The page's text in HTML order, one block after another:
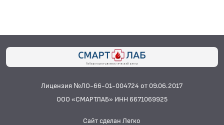
ИССЛЕДОВАНИЯ
БАКТЕРИОЛОГИЧЕСКИЕ ИССЛЕДОВАНИЯ
БИОХИМИЧЕСКИЕ ИССЛЕДОВАНИЯ
БИОЛОГИЧЕСКИХ ЖИДКОСТЕЙ
Лицензия №ЛО-66-01-004724 от 09.06.2017
ООО «СМАРТЛАБ» ИНН 6671069925
Сайт сделан Легко